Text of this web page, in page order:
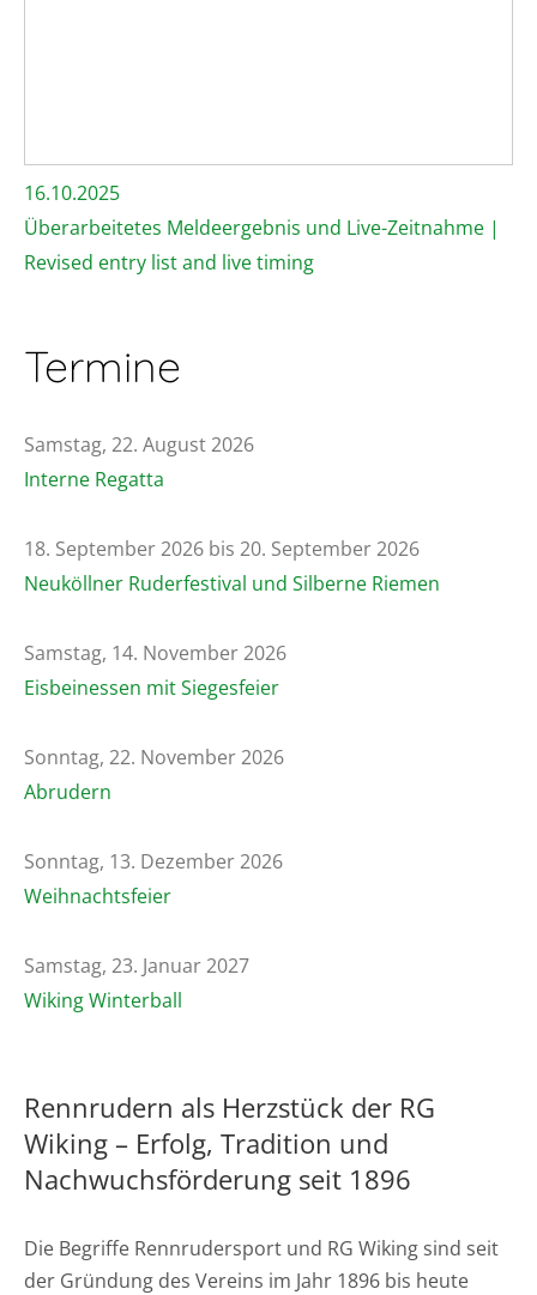
16.10.2025
Überarbeitetes Meldeergebnis und Live-Zeitnahme |
Revised entry list and live timing
Termine
Samstag, 22. August 2026
Interne Regatta
18. September 2026 bis 20. September 2026
Neuköllner Ruderfestival und Silberne Riemen
Samstag, 14. November 2026
Eisbeinessen mit Siegesfeier
Sonntag, 22. November 2026
Abrudern
Sonntag, 13. Dezember 2026
Weihnachtsfeier
Samstag, 23. Januar 2027
Wiking Winterball
Rennrudern als Herzstück der RG
Wiking – Erfolg, Tradition und
Nachwuchsförderung seit 1896
Die Begriffe Rennrudersport und RG Wiking sind seit
der Gründung des Vereins im Jahr 1896 bis heute